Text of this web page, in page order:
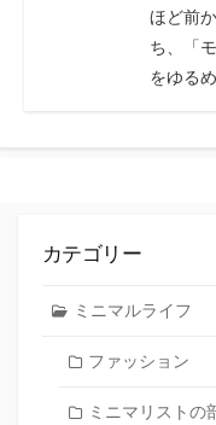
ほど前
ち、「
をゆる
カテゴリー
ミニマルライフ
ファッション
ミニマリストの